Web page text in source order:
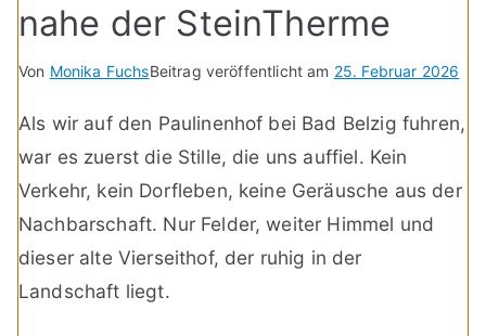
nahe der SteinTherme
Von Monika FuchsBeitrag veröffentlicht am 25. Februar 2026
Als wir auf den Paulinenhof bei Bad Belzig fuhren,
war es zuerst die Stille, die uns auffiel. Kein
Verkehr, kein Dorfleben, keine Geräusche aus der
Nachbarschaft. Nur Felder, weiter Himmel und
dieser alte Vierseithof, der ruhig in der
Landschaft liegt.